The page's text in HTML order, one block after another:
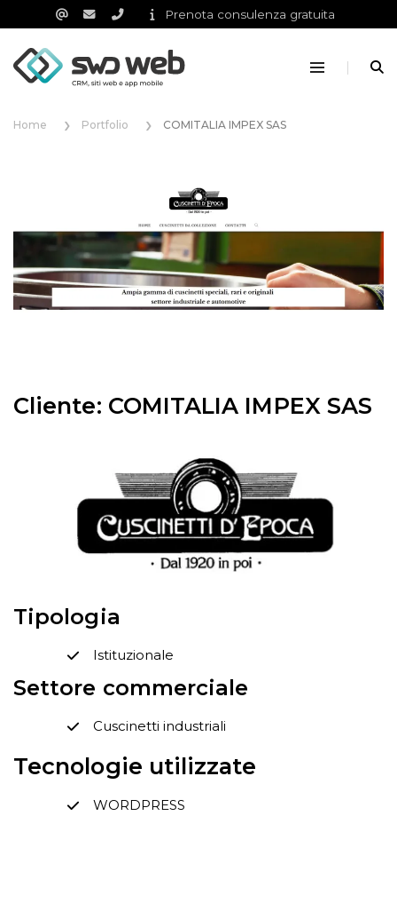
Prenota consulenza gratuita
Home Portfolio COMITALIA IMPEX SAS
Cliente: COMITALIA IMPEX SAS
Tipologia
Istituzionale
Settore commerciale
Cuscinetti industriali
Tecnologie utilizzate
WORDPRESS